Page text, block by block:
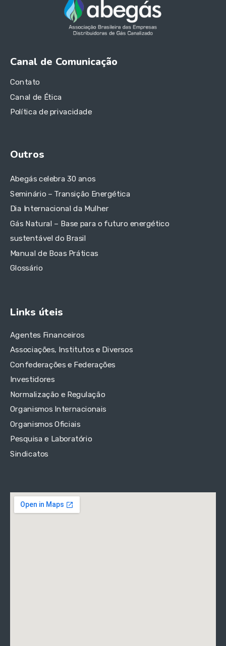
Canal de Comunicação
Contato
Canal de Ética
Política de privacidade
Outros
Abegás celebra 30 anos
Seminário – Transição Energética
Dia Internacional da Mulher
Gás Natural – Base para o futuro energético
sustentável do Brasil
Manual de Boas Práticas
Glossário
Links úteis
Agentes Financeiros
Associações, Institutos e Diversos
Confederações e Federações
Investidores
Normalização e Regulação
Organismos Internacionais
Organismos Oficiais
Pesquisa e Laboratório
Sindicatos